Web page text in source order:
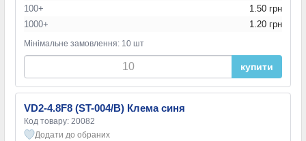
100+
1.50 грн
1000+
1.20 грн
Мінімальне замовлення: 10 шт
купити
VD2-4.8F8 (ST-004/B) Клема синя
Код товару: 20082
Додати до обраних